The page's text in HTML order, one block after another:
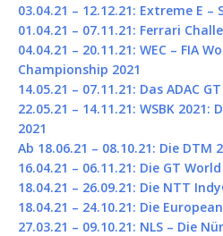
03.04.21 – 12.12.21: Extreme E –
01.04.21 – 07.11.21: Ferrari
04.04.21 – 20.11.21: WEC – FIA
Championship 2021
14.05.21 – 07.11.21: Das ADAC
22.05.21 – 14.11.21: WSBK 2021:
2021
Ab 18.06.21 – 08.10.21: Die DTM
16.04.21 – 06.11.21: Die GT
18.04.21 – 26.09.21: Die NTT
18.04.21 – 24.10.21: Die
27.03.21 – 09.10.21: NLS – Die